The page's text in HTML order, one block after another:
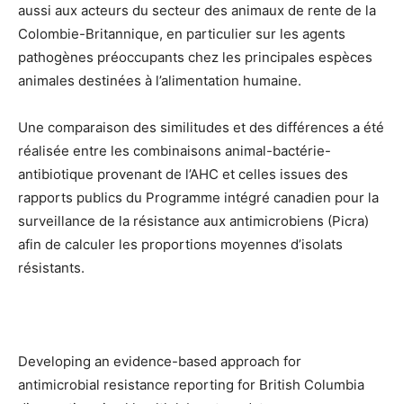
aussi aux acteurs du secteur des animaux de rente de la
Colombie-Britannique, en particulier sur les agents
pathogènes préoccupants chez les principales espèces
animales destinées à l’alimentation humaine.
Une comparaison des similitudes et des différences a été
réalisée entre les combinaisons animal-bactérie-
antibiotique provenant de l’AHC et celles issues des
rapports publics du Programme intégré canadien pour la
surveillance de la résistance aux antimicrobiens (Picra)
afin de calculer les proportions moyennes d’isolats
résistants.
Developing an evidence-based approach for
antimicrobial resistance reporting for British Columbia